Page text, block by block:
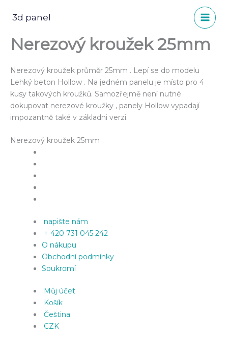
3d panel
Nerezový kroužek 25mm
Nerezový kroužek průměr 25mm . Lepí se do modelu
Lehký beton Hollow . Na jedném panelu je místo pro 4
kusy takových kroužků. Samozřejmě není nutné
dokupovat nerezové kroužky , panely Hollow vypadají
impozantně také v základni verzi.
Nerezový kroužek 25mm
napište nám
+ 420 731 045 242
O nákupu
Obchodní podmínky
Soukromí
Můj účet
Košík
Čeština
CZK